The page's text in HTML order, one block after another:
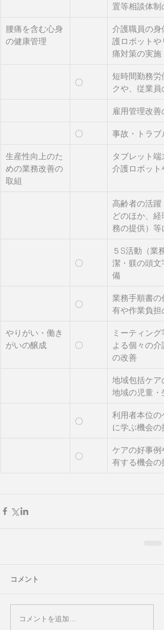
置等相談体制
腰痛を含む心身
の健康管理
介護職員の
護ロボット
痛対策の実施
〇
短時間勤務
クや、従業
雇用管理改
〇 事故・トラ
生産性向上のた
めの業務改善の
取組
タブレット
介護ロボッ
高齢者の活
どのほか、
務の提供）
〇
５S活動（業
潔・躾の頭
備
〇
業務手順書
有や作業負担
やりがい・働き
がいの醸成
〇
ミーティン
よる個々の
の改善
地域包括ケ
地域の児童
〇
利用者本位
に学ぶ機会の
〇
ケアの好事
有する機会の
コメント
コメントを追加…